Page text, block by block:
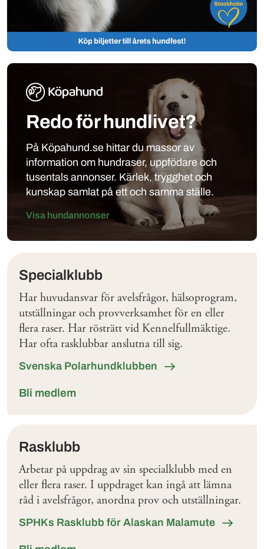
Redo för hundlivet?
På Köpahund.se hittar du massor av
information om hundraser, uppfödare och
tusentals annonser. Kärlek, trygghet och
kunskap samlat på ett och samma ställe.
Visa hundannonser
Specialklubb
Har huvudansvar för avelsfrågor, hälsoprogram,
utställningar och provverksamhet för en eller
flera raser. Har rösträtt vid Kennelfullmäktige.
Har ofta rasklubbar anslutna till sig.
Svenska Polarhundklubben
Bli medlem
Rasklubb
Arbetar på uppdrag av sin specialklubb med en
eller flera raser. I uppdraget kan ingå att lämna
råd i avelsfrågor, anordna prov och utställningar.
SPHKs Rasklubb för Alaskan Malamute